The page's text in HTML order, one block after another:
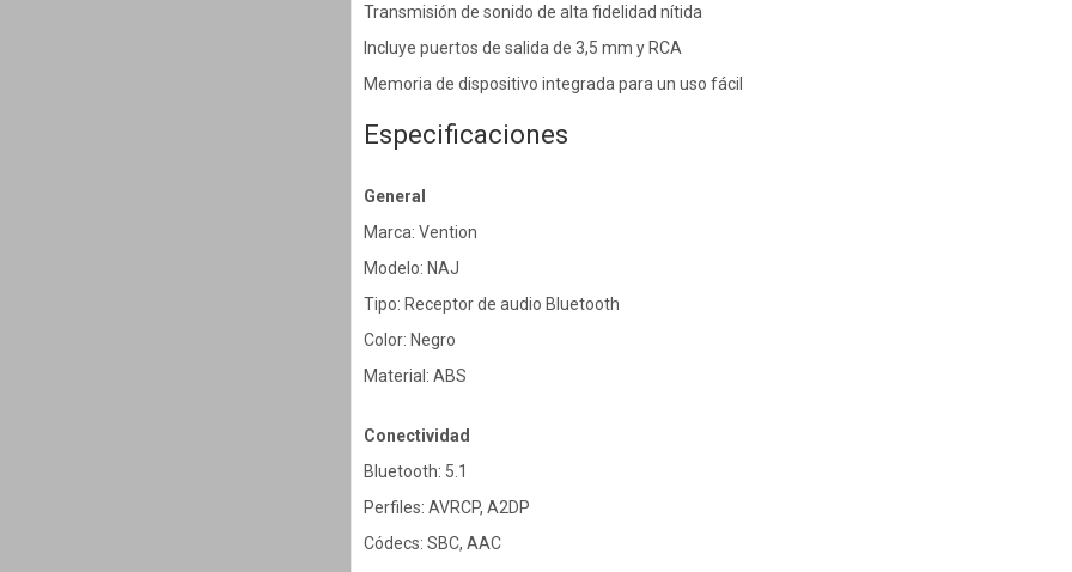
Transmisión de sonido de alta fidelidad nítida
Incluye puertos de salida de 3,5 mm y RCA
Memoria de dispositivo integrada para un uso fácil
Especificaciones
General
Marca: Vention
Modelo: NAJ
Tipo: Receptor de audio Bluetooth
Color: Negro
Material: ABS
Conectividad
Bluetooth: 5.1
Perfiles: AVRCP, A2DP
Códecs: SBC, AAC